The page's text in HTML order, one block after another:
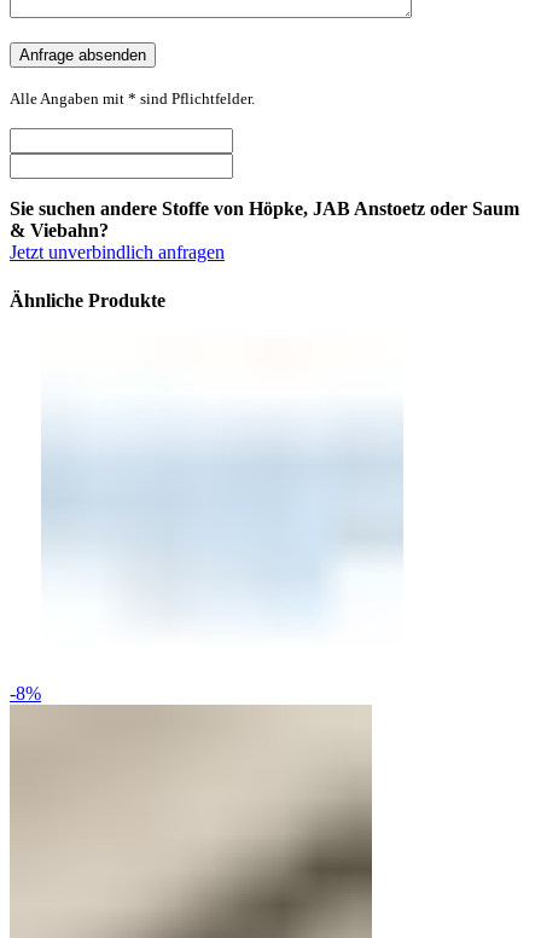
Alle Angaben mit * sind Pflichtfelder.
Sie suchen andere Stoffe von Höpke, JAB Anstoetz oder Saum
& Viebahn?
Jetzt unverbindlich anfragen
Ähnliche Produkte
-8%